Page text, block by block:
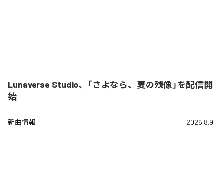
Lunaverse Studio、「さよなら、夏の残像」を配信開
始
新曲情報 2026.8.9